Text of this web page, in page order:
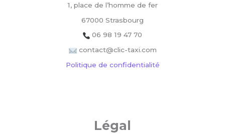
1, place de l’homme de fer
67000 Strasbourg
06 98 19 47 70
contact@clic-taxi.com
Politique de confidentialité
Légal